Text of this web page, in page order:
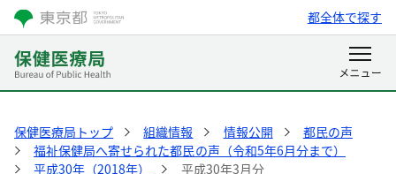
都全体で探す
保健医療局トップ 組織情報 情報公開
都民の声
福祉保健局へ寄せられた都民の声（令和5年6月分まで）
平成30年（2018年）
平成30年3月分